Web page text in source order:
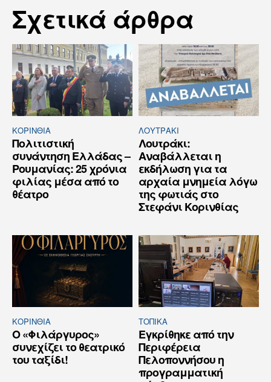
Σχετικά άρθρα
ΚΟΡΙΝΘΊΑ
Πολιτιστική
συνάντηση Ελλάδας –
Ρουμανίας: 25 χρόνια
φιλίας μέσα από το
θέατρο
ΛΟΥΤΡΆΚΙ
Λουτράκι:
Αναβάλλεται η
εκδήλωση για τα
αρχαία μνημεία λόγω
της φωτιάς στο
Στεφάνι Κορινθίας
ΚΟΡΙΝΘΊΑ
Ο «Φιλάργυρος»
συνεχίζει το θεατρικό
του ταξίδι!
ΤΟΠΙΚΑ
Εγκρίθηκε από την
Περιφέρεια
Πελοποννήσου η
προγραμματική